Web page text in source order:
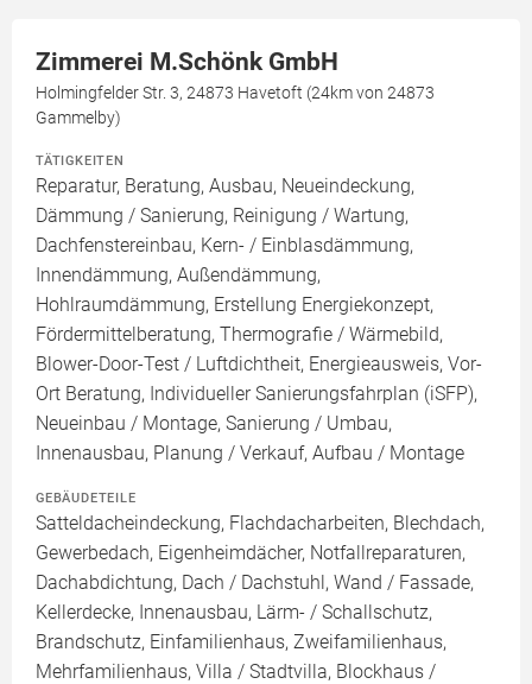
Zimmerei M.Schönk GmbH
Holmingfelder Str. 3, 24873 Havetoft (24km von 24873
Gammelby)
TÄTIGKEITEN
Reparatur, Beratung, Ausbau, Neueindeckung,
Dämmung / Sanierung, Reinigung / Wartung,
Dachfenstereinbau, Kern- / Einblasdämmung,
Innendämmung, Außendämmung,
Hohlraumdämmung, Erstellung Energiekonzept,
Fördermittelberatung, Thermografie / Wärmebild,
Blower-Door-Test / Luftdichtheit, Energieausweis, Vor-
Ort Beratung, Individueller Sanierungsfahrplan (iSFP),
Neueinbau / Montage, Sanierung / Umbau,
Innenausbau, Planung / Verkauf, Aufbau / Montage
GEBÄUDETEILE
Satteldacheindeckung, Flachdacharbeiten, Blechdach,
Gewerbedach, Eigenheimdächer, Notfallreparaturen,
Dachabdichtung, Dach / Dachstuhl, Wand / Fassade,
Kellerdecke, Innenausbau, Lärm- / Schallschutz,
Brandschutz, Einfamilienhaus, Zweifamilienhaus,
Mehrfamilienhaus, Villa / Stadtvilla, Blockhaus /